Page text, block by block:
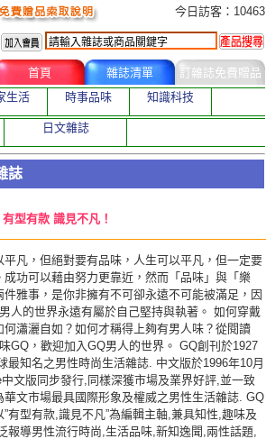
誌
型有款 識見不凡！
平凡，但絕對要有品味，人生可以平凡，但一定要
成功可以藉由努力更靠近，然而「品味」與「樂
件雅事，是你非擁有不可卻永遠不可能被滿足，因
人的世界永遠有屬於自己堅持與執著。 如何穿戴
何瀟灑自如？如何才稱得上夠有男人味？從閱讀
GQ，歡迎加入GQ男人的世界。 GQ創刊於1927
最知名之男性時尚生活雜誌. 中文版於1996年10月
中文版同步發行,同樣深獲市場及業界好評,並一致
華文市場最具國際形象及權威之男性生活雜誌. GQ
”有型有款,識見不凡”為編輯主軸,兼具知性,趣味及
報導男性流行時尚,生活品味,新知逸聞,兩性話題,
今日訪客：10463
首頁 雜誌清單
訂雜誌免費贈品
生活 時事品味 知識科技
日文雜誌